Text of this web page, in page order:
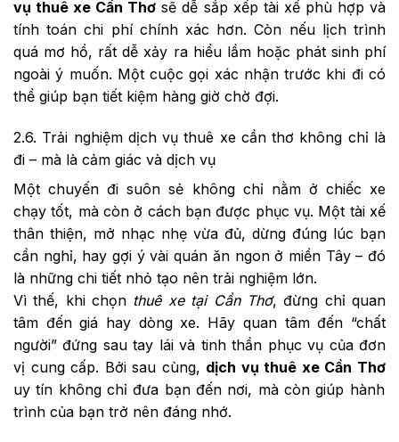
vụ thuê xe Cần Thơ sẽ dễ sắp xếp tài xế phù hợp và
tính toán chi phí chính xác hơn. Còn nếu lịch trình
quá mơ hồ, rất dễ xảy ra hiểu lầm hoặc phát sinh phí
ngoài ý muốn. Một cuộc gọi xác nhận trước khi đi có
thể giúp bạn tiết kiệm hàng giờ chờ đợi.
2.6. Trải nghiệm dịch vụ thuê xe cần thơ không chỉ là
đi – mà là cảm giác và dịch vụ
Một chuyến đi suôn sẻ không chỉ nằm ở chiếc xe
chạy tốt, mà còn ở cách bạn được phục vụ. Một tài xế
thân thiện, mở nhạc nhẹ vừa đủ, dừng đúng lúc bạn
cần nghỉ, hay gợi ý vài quán ăn ngon ở miền Tây – đó
là những chi tiết nhỏ tạo nên trải nghiệm lớn.
Vì thế, khi chọn thuê xe tại Cần Thơ, đừng chỉ quan
tâm đến giá hay dòng xe. Hãy quan tâm đến “chất
người” đứng sau tay lái và tinh thần phục vụ của đơn
vị cung cấp. Bởi sau cùng, dịch vụ thuê xe Cần Thơ
uy tín không chỉ đưa bạn đến nơi, mà còn giúp hành
trình của bạn trở nên đáng nhớ.